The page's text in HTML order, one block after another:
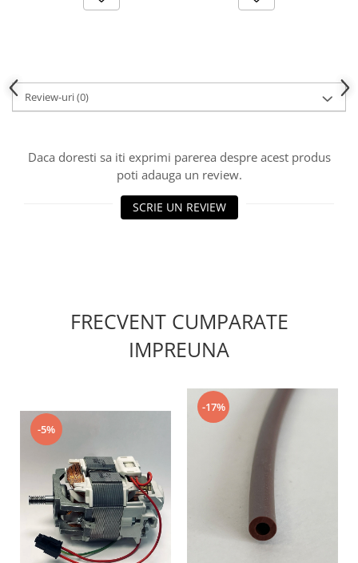
Review-uri(0)
Daca doresti sa iti exprimi parerea despre acest produs
poti adauga un review.
SCRIE UN REVIEW
FRECVENT CUMPARATE
IMPREUNA
-5%
-17%